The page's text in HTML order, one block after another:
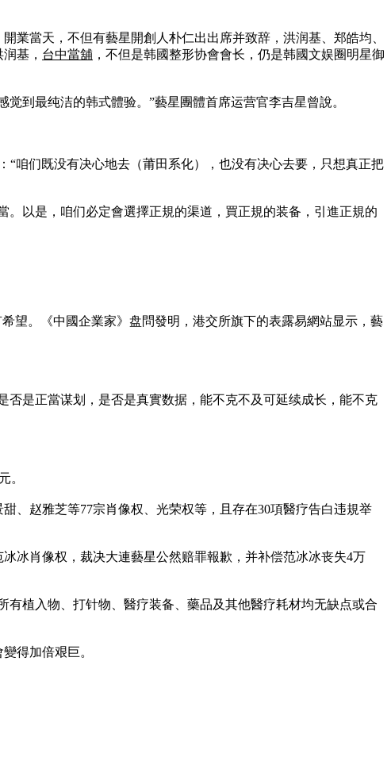
業當天，不但有藝星開創人朴仁出出席并致辞，洪润基、郑皓均、
基， 台中當舖 ，不但是韩國整形协會會长，仍是韩國文娱圈明星御
到最纯洁的韩式體验。”藝星團體首席运营官李吉星曾說。
咱们既没有决心地去（莆田系化），也没有决心去要，只想真正把
以是，咱们必定會選擇正規的渠道，買正規的装备，引進正規的
望。《中國企業家》盘問發明，港交所旗下的表露易網站显示，藝
是正當谋划，是否是真實数据，能不克不及可延续成长，能不克
。
甜、赵雅芝等77宗肖像权、光荣权等，且存在30項醫疗告白违規举
冰肖像权，裁决大連藝星公然赔罪報歉，并补偿范冰冰丧失4万
植入物、打针物、醫疗装备、藥品及其他醫疗耗材均无缺点或合
得加倍艰巨。